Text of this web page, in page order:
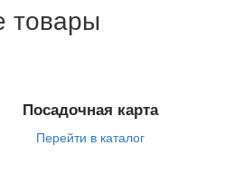
товары
Посадочная карта
Перейти в каталог